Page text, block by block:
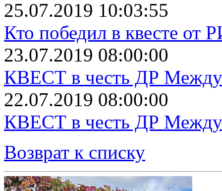
25.07.2019 10:03:55
Кто победил в квесте от
23.07.2019 08:00:00
КВЕСТ в честь ДР
22.07.2019 08:00:00
КВЕСТ в честь ДР
Возврат к списку